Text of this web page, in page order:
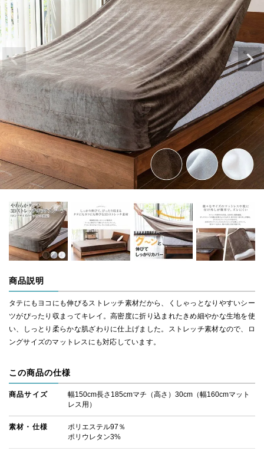
商品説明
タテにもヨコにも伸びるストレッチ素材だから、くしゃっとなりやすいシー
ツがぴったり収まってキレイ。高密度に折り込まれたきめ細やかな生地を使
い、しっとり柔らかな肌ざわりに仕上げました。ストレッチ素材なので、ロ
ングサイズのマットレスにも対応しています。
この商品の仕様
商品サイズ
幅150cm長さ185cmマチ（高さ）30cm（幅160cmマット
レス用）
素材・仕様
ポリエステル97％
ポリウレタン3%